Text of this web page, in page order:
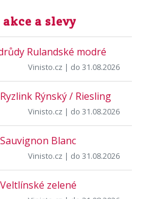
a slevy
Rulandské modré
Vinisto.cz | do 31.08.2026
Rýnský / Riesling
Vinisto.cz | do 31.08.2026
Blanc
Vinisto.cz | do 31.08.2026
zelené